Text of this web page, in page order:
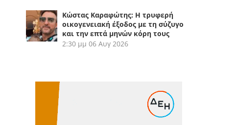
Κώστας Καραφώτης: Η τρυφερή
οικογενειακή έξοδος με τη σύζυγο
και την επτά μηνών κόρη τους
2:30 μμ 06 Αυγ 2026